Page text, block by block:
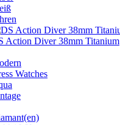
Action Diver 38mm Titanium
Watches